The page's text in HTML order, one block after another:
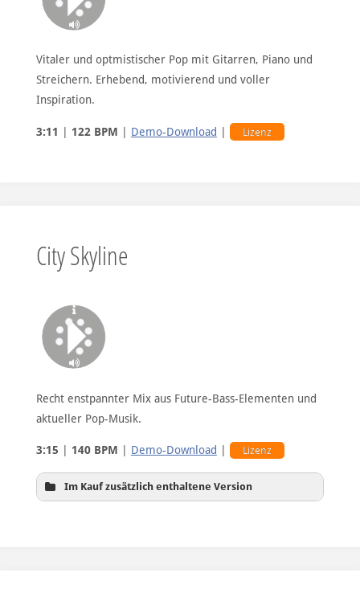
Vitaler und optmistischer Pop mit Gitarren, Piano und
Streichern. Erhebend, motivierend und voller
Inspiration.
3:11 | 122 BPM | Demo-Download | Lizenz
City Skyline
Recht enstpannter Mix aus Future-Bass-Elementen und
aktueller Pop-Musik.
3:15 140 BPM Demo-Download Lizenz
Im Kauf zusätzlich enthaltene Version